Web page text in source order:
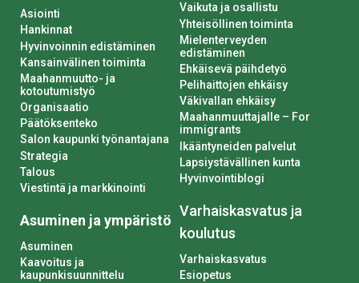
Asiointi
Hankinnat
Hyvinvoinnin edistäminen
Kansainvälinen toiminta
Maahanmuutto- ja
kotoutumistyö
Organisaatio
Päätöksenteko
Salon kaupunki työnantajana
Strategia
Talous
Viestintä ja markkinointi
Asuminen ja ympäristö
Asuminen
Kaavoitus ja
kaupunkisuunnittelu
Vaikuta ja osallistu
Yhteisöllinen toiminta
Mielenterveyden
edistäminen
Ehkäisevä päihdetyö
Pelihaittojen ehkäisy
Väkivallan ehkäisy
Maahanmuuttajalle – For
immigrants
Ikääntyneiden palvelut
Lapsiystävällinen kunta
Hyvinvointiblogi
Varhaiskasvatus ja
koulutus
Varhaiskasvatus
Esiopetus